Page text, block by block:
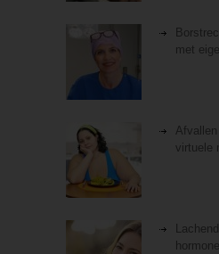
met
virtuele